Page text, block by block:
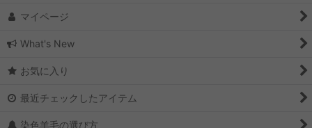
マイページ
What's New
お気に入り
最近チェックしたアイテム
染色羊毛の選び方